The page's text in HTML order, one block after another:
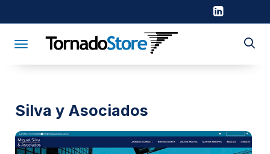
Toggle navigation
Silva y Asociados